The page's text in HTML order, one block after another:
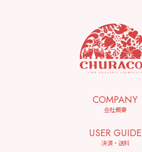
COMPANY
会社概要
USER GUIDE
決済・送料